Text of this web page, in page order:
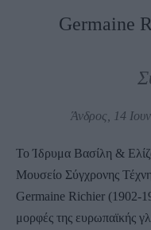
Germaine
Άνδρος, 14
Το Ίδρυμα Βασίλη &
Μουσείο Σύγχρονης
Germaine Richier (1902-
μορφές της ευρωπαϊκής